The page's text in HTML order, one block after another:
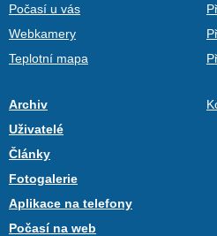
Počasí u vás
Webkamery
Teplotní mapa
Archiv
Uživatelé
Články
Fotogalerie
Aplikace na telefony
Počasí na web